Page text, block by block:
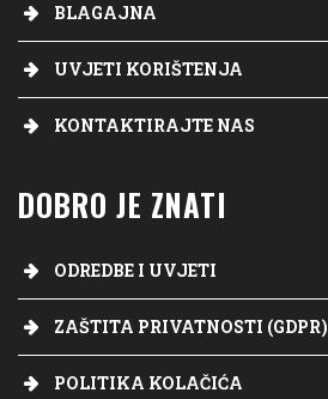
BLAGAJNA
UVJETI KORIŠTENJA
KONTAKTIRAJTE NAS
DOBRO JE ZNATI
ODREDBE I UVJETI
ZAŠTITA PRIVATNOSTI (GDPR)
POLITIKA KOLAČIĆA